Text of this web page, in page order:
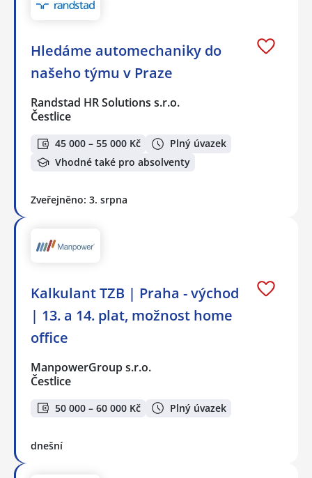
Hledáme automechaniky do
našeho týmu v Praze
Randstad HR Solutions s.r.o.
Čestlice
45 000 – 55 000 Kč
Plný úvazek
Vhodné také pro absolventy
Zveřejněno: 3. srpna
Kalkulant TZB | Praha - východ
| 13. a 14. plat, možnost home
office
ManpowerGroup s.r.o.
Čestlice
50 000 – 60 000 Kč Plný úvazek
dnešní